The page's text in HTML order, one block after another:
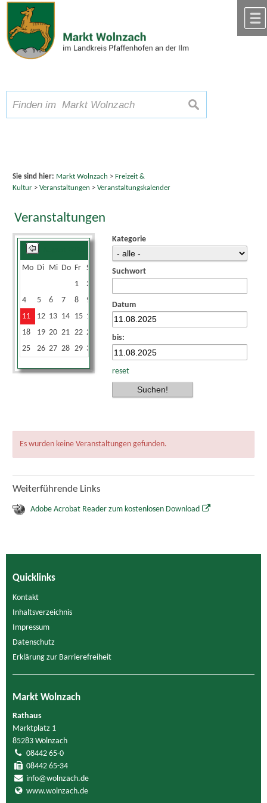
Zum Inhalt,zur Navigation
Schriftgröße A A A suchen
Sie sind hier: Markt Wolnzach > Freizeit &
Kultur> Veranstaltungen > Veranstaltungskalender
Veranstaltungen
Mo Di Mi Do Fr Sa
1
2
4
5 6 7 8 9
11
12 13 14 15 16
18
19 20 21 22 23
25
26 27 28 29 30
Kategorie
Suchwort
Datum
bis:
reset
Es wurden keine Veranstaltungen gefunden.
Weiterführende Links
Adobe Acrobat Reader zum kostenlosen Download
Quicklinks
Kontakt
Inhaltsverzeichnis
Impressum
Datenschutz
Erklärung zur Barrierefreiheit
Markt Wolnzach
Rathaus
Marktplatz 1
85283 Wolnzach
08442 65-0
08442 65-34
info@wolnzach.de
www.wolnzach.de